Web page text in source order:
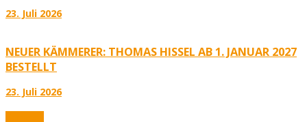
23. Juli 2026
NEUER KÄMMERER: THOMAS HISSEL AB 1. JANUAR 2027
BESTELLT
23. Juli 2026